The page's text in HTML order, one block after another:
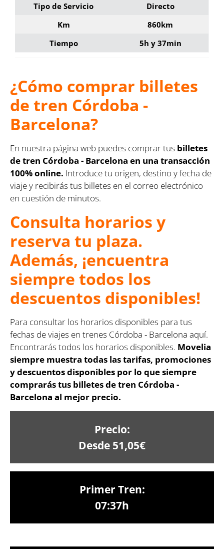
Tipo de Servicio
Directo
Km
860km
Tiempo
5h y 37min
¿Cómo comprar billetes
de tren Córdoba -
Barcelona?
En nuestra página web puedes comprar tus billetes
de tren Córdoba - Barcelona en una transacción
100% online. Introduce tu origen, destino y fecha de
viaje y recibirás tus billetes en el correo electrónico
en cuestión de minutos.
Consulta horarios y
reserva tu plaza.
Además, ¡encuentra
siempre todos los
descuentos disponibles!
Para consultar los horarios disponibles para tus
fechas de viajes en trenes Córdoba - Barcelona aquí.
Encontrarás todos los horarios disponibles. Movelia
siempre muestra todas las tarifas, promociones
y descuentos disponibles por lo que siempre
comprarás tus billetes de tren Córdoba -
Barcelona al mejor precio.
Precio:
Desde 51,05€
Primer Tren:
07:37h